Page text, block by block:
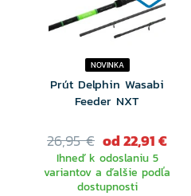
NOVINKA
Prút Delphin Wasabi
Feeder NXT
26,95 € od 22,91 €
Ihneď k odoslaniu 5
variantov a ďalšie podľa
dostupnosti